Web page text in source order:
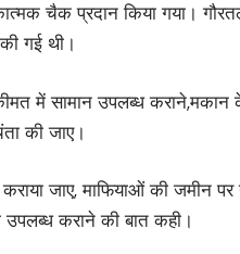
चैक प्रदान किया गया।
गई थी।
में सामान उपलब्ध
की जाए।
जाए, माफियाओं की जमीन पर
उपलब्ध कराने की बात कही।